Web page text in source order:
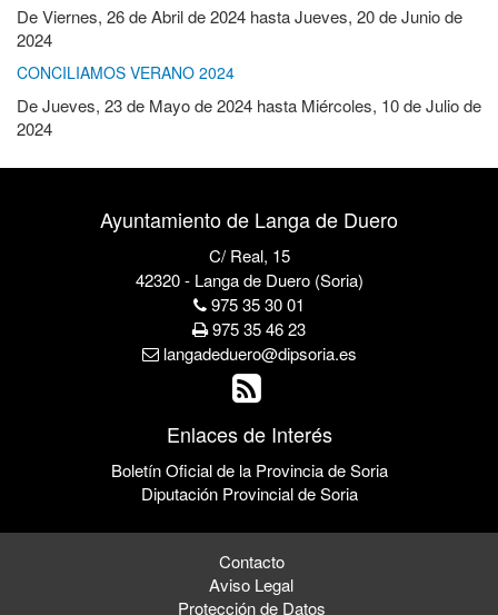
DeViernes, 26 de Abril de 2024 hastaJueves, 20 de Junio de
2024
CONCILIAMOS VERANO 2024
DeJueves, 23 de Mayo de 2024 hasta Miércoles, 10 de Julio de
2024
Ayuntamiento de Langa de Duero
C/ Real, 15
42320 - Langa de Duero (Soria)
975 35 30 01
975 35 46 23
langadeduero@dipsoria.es
Enlaces de Interés
Boletín Oficial de la Provincia de Soria
Diputación Provincial de Soria
Contacto
Aviso Legal
Protección de Datos